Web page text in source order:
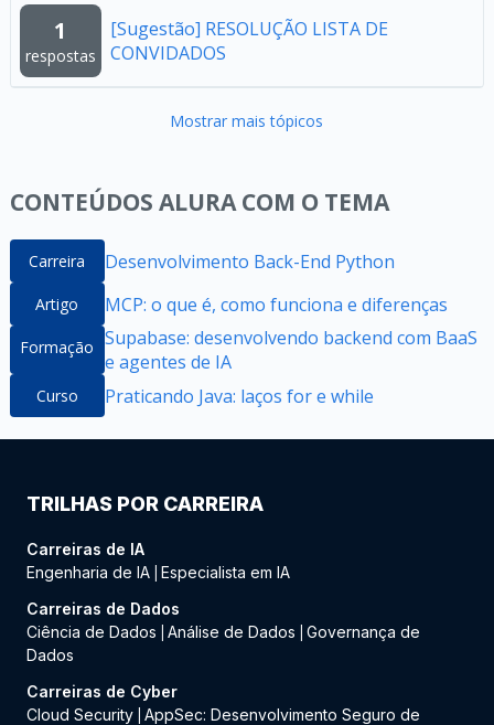
1
respostas
[Sugestão] RESOLUÇÃO LISTA DE
CONVIDADOS
Mostrar mais tópicos
CONTEÚDOS ALURA COM O TEMA
Carreira Desenvolvimento Back-End Python
Artigo MCP: o que é, como funciona e diferenças
Formação Supabase: desenvolvendo backend com BaaS
e agentes de IA
Curso Praticando Java: laços for e while
TRILHAS POR CARREIRA
Carreiras de IA
Engenharia de IA Especialista em IA
Carreiras de Dados
Ciência de Dados
Análise de Dados
Governança de
Dados
Carreiras de Cyber
Cloud Security AppSec: Desenvolvimento Seguro de